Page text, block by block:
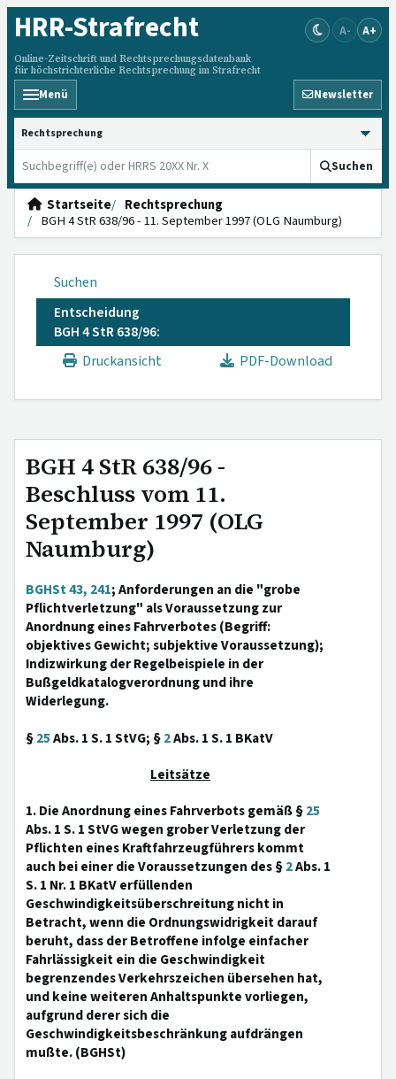
HRR-Strafrecht
Online-Zeitschrift und Rechtsprechungsdatenbank
für höchstrichterliche Rechtsprechung im Strafrecht
A- A+
Menü Newsletter
HRRS durchsuchen
Suchen
Startseite
Rechtsprechung
BGH 4 StR 638/96 - 11. September 1997 (OLG Naumburg)
Suchen
Entscheidung
BGH 4 StR 638/96:
Druckansicht
PDF-Download
BGH 4 StR 638/96 -
Beschluss vom 11.
September 1997 (OLG
Naumburg)
BGHSt 43, 241; Anforderungen an die "grobe
Pflichtverletzung" als Voraussetzung zur
Anordnung eines Fahrverbotes (Begriff:
objektives Gewicht; subjektive Voraussetzung);
Indizwirkung der Regelbeispiele in der
Bußgeldkatalogverordnung und ihre
Widerlegung.
§25Abs. 1 S. 1 StVG; §2Abs. 1 S. 1 BKatV
Leitsätze
1. Die Anordnung eines Fahrverbots gemäß §25
Abs. 1 S. 1 StVG wegen grober Verletzung der
Pflichten eines Kraftfahrzeugführers kommt
auch bei einer die Voraussetzungen des §2Abs. 1
S. 1 Nr. 1 BKatV erfüllenden
Geschwindigkeitsüberschreitung nicht in
Betracht, wenn die Ordnungswidrigkeit darauf
beruht, dass der Betroffene infolge einfacher
Fahrlässigkeit ein die Geschwindigkeit
begrenzendes Verkehrszeichen übersehen hat,
und keine weiteren Anhaltspunkte vorliegen,
aufgrund derer sich die
Geschwindigkeitsbeschränkung aufdrängen
mußte. (BGHSt)